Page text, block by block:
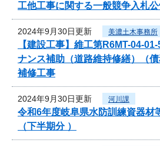
工他工事に関する一般競争入札
2024年9月30日更新 美濃土木事務所
【建設工事】維工第R6MT-04-
ナンス補助（道路維持修繕）（
補修工事
2024年9月30日更新 河川課
令和6年度岐阜県水防訓練資器材
（下半期分 ）